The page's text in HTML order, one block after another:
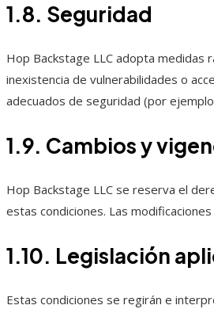
1.8. Seguridad
Hop Backstage LLC adopta medidas
inexistencia de vulnerabilidades o
adecuados de seguridad (por
1.9. Cambios y
Hop Backstage LLC se reserva el
estas condiciones. Las
1.10. Legislación
Estas condiciones se regirán e